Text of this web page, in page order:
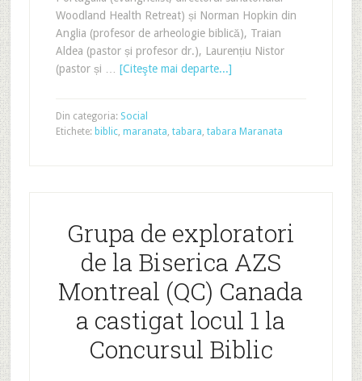
Woodland Health Retreat) și Norman Hopkin din
Anglia (profesor de arheologie biblică), Traian
Aldea (pastor și profesor dr.), Laurențiu Nistor
(pastor și … [Citeşte mai departe...]
Din categoria: Social
Etichete: biblic, maranata, tabara, tabara Maranata
Grupa de exploratori
de la Biserica AZS
Montreal (QC) Canada
a castigat locul 1 la
Concursul Biblic